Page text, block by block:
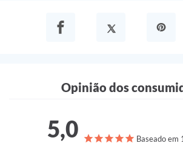
Opinião dos
5,0 Baseado em